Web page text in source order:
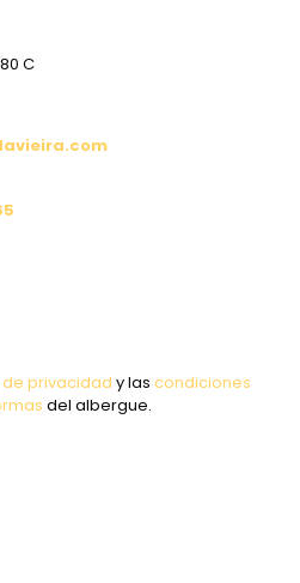
C
privacidad y las condiciones
del albergue.